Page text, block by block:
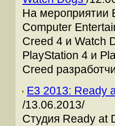
На мероприятии
Computer
Creed 4 и Watch
PlayStation 4 и
Creed
Е3 2013: Ready
/13.06.2013/
Студия Ready at